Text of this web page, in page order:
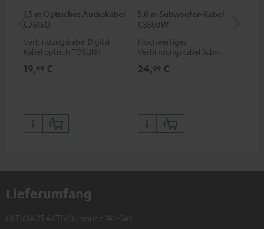
1,5 m Optisches Audiokabel
C7515O
Verbindungskabel Digital-
Kabel optisch TOSLINK / 3,5-
19,99 €
5,0 m Subwoofer-Kabel
C3550W
Hochwertiges
Verbindungskabel Subwoofer
24,99 €
Lieferumfang
ULTIMA 25 AKTIV Surround "4.1-Set"